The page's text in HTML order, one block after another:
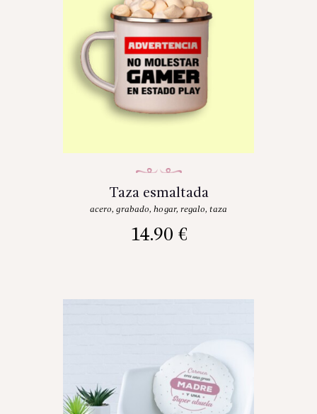
Taza esmaltada
acero,grabado,hogar,regalo, taza
14.90 €